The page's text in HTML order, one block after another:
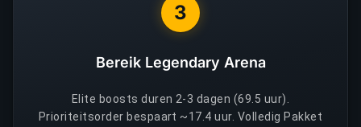
3
Bereik Legendary Arena
Elite boosts duren 2-3 dagen (69.5 uur).
Prioriteitsorder bespaart ~17.4 uur. Volledig Pakket